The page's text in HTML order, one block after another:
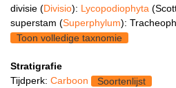
divisie (Divisio): Lycopodiophyta
superstam (Superphylum):
Toon volledige taxnomie
Stratigrafie
Tijdperk: Carboon
Soortenlijst